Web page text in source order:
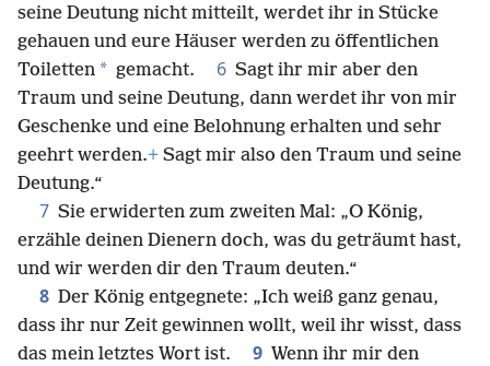
seine Deutung nicht mitteilt, werdet ihr in Stücke
gehauen und eure Häuser werden zu öffentlichen
Toiletten * gemacht. 6 Sagt ihr mir aber den
Traum und seine Deutung, dann werdet ihr von mir
Geschenke und eine Belohnung erhalten und sehr
geehrt werden.+ Sagt mir also den Traum und seine
Deutung.“
7 Sie erwiderten zum zweiten Mal: „O König,
erzähle deinen Dienern doch, was du geträumt hast,
und wir werden dir den Traum deuten.“
8 Der König entgegnete: „Ich weiß ganz genau,
dass ihr nur Zeit gewinnen wollt, weil ihr wisst, dass
das mein letztes Wort ist.
9 Wenn ihr mir den